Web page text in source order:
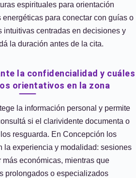
espirituales para orientación
para conectar con guías o
intuitivas centradas en decisiones y
la duración antes de la cita.
la confidencialidad y cuáles
orientativos en la zona
la información personal y permite
si el clarividente documenta o
resguarda. En Concepción los
la experiencia y modalidad: sesiones
económicas, mientras que
prolongados o especializados